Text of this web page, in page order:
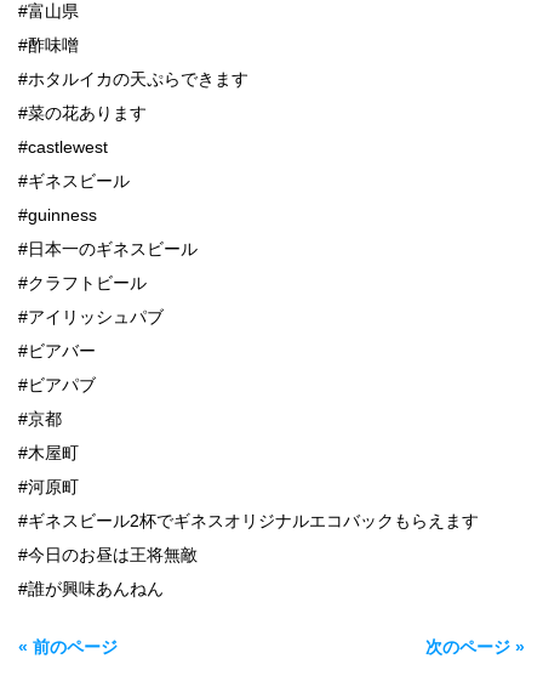
#富山県
#酢味噌
#ホタルイカの天ぷらできます
#菜の花あります
#castlewest
#ギネスビール
#guinness
#日本一のギネスビール
#クラフトビール
#アイリッシュパブ
#ビアバー
#ビアパブ
#京都
#木屋町
#河原町
#ギネスビール2杯でギネスオリジナルエコバックもらえます
#今日のお昼は王将無敵
#誰が興味あんねん
« 前のページ 次のページ »